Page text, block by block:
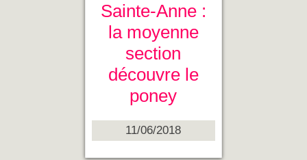
Sainte-Anne :
la moyenne
section
découvre le
poney
11/06/2018